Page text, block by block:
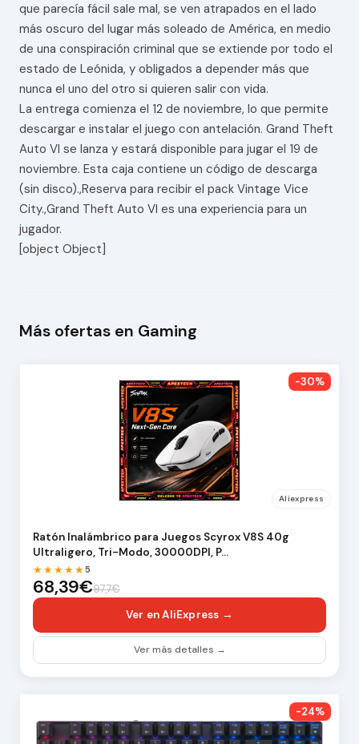
que parecía fácil sale mal, se ven atrapados en el lado
más oscuro del lugar más soleado de América, en medio
de una conspiración criminal que se extiende por todo el
estado de Leónida, y obligados a depender más que
nunca el uno del otro si quieren salir con vida.
La entrega comienza el 12 de noviembre, lo que permite
descargar e instalar el juego con antelación. Grand Theft
Auto VI se lanza y estará disponible para jugar el 19 de
noviembre. Esta caja contiene un código de descarga
(sin disco).,Reserva para recibir el pack Vintage Vice
City.,Grand Theft Auto VI es una experiencia para un
jugador.
[object Object]
Más ofertas en Gaming
-30%
Aliexpress
Ratón Inalámbrico para Juegos Scyrox V8S 40g
Ultraligero, Tri-Modo, 30000DPI, P…
★★★★★5
68,39€97,7€
Ver en AliExpress →
Ver más detalles →
-24%